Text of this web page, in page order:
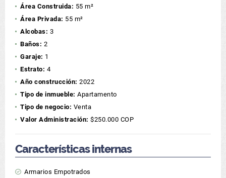
Área Construida: 55 m²
Área Privada: 55 m²
Alcobas: 3
Baños: 2
Garaje: 1
Estrato: 4
Año construcción: 2022
Tipo de inmueble: Apartamento
Tipo de negocio: Venta
Valor Administración: $250.000 COP
Características internas
Armarios Empotrados